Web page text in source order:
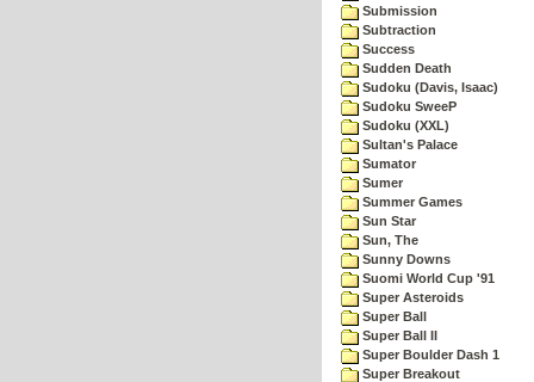
Submission
Subtraction
Success
Sudden Death
Sudoku (Davis, Isaac)
Sudoku SweeP
Sudoku (XXL)
Sultan's Palace
Sumator
Sumer
Summer Games
Sun Star
Sun, The
Sunny Downs
Suomi World Cup '91
Super Asteroids
Super Ball
Super Ball II
Super Boulder Dash 1
Super Breakout